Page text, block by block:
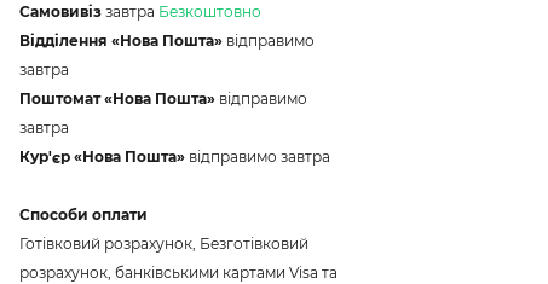
Самовивіз завтра Безкоштовно
Відділення «Нова Пошта» відправимо
завтра
Поштомат «Нова Пошта» відправимо
завтра
Кур'єр «Нова Пошта» відправимо завтра
Способи оплати
Готівковий розрахунок, Безготівковий
розрахунок, банківськими картами Visa та